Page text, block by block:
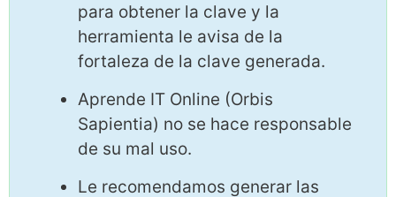
para obtener la clave y la
herramienta le avisa de la
fortaleza de la clave generada.
Aprende IT Online (Orbis
Sapientia) no se hace responsable
de su mal uso.
Le recomendamos generar las